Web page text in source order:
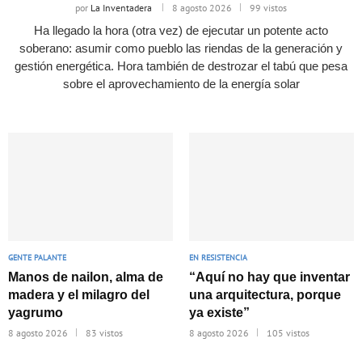
por La Inventadera 8 agosto 2026 99 vistos
Ha llegado la hora (otra vez) de ejecutar un potente acto
soberano: asumir como pueblo las riendas de la generación y
gestión energética. Hora también de destrozar el tabú que pesa
sobre el aprovechamiento de la energía solar
GENTE PALANTE
Manos de nailon, alma de
madera y el milagro del
yagrumo
8 agosto 2026 83 vistos
EN RESISTENCIA
“Aquí no hay que inventar
una arquitectura, porque
ya existe”
8 agosto 2026 105 vistos